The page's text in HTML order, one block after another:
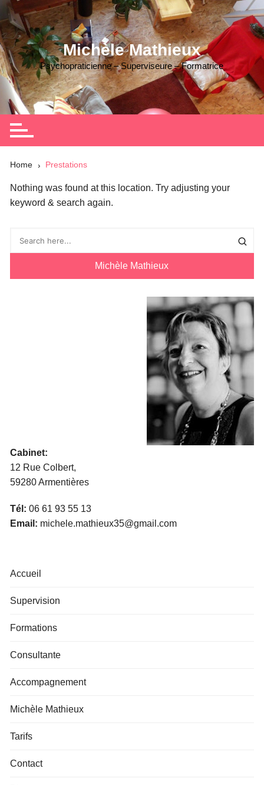
Skip
to
content
Michèle Mathieux
Psychopraticienne – Superviseure – Formatrice
Home Prestations
Nothing was found at this location. Try adjusting your
keyword & search again.
Michèle Mathieux
Cabinet:
12 Rue Colbert,
59280 Armentières
Tél: 06 61 93 55 13
Email: michele.mathieux35@gmail.com
Accueil
Supervision
Formations
Consultante
Accompagnement
Michèle Mathieux
Tarifs
Contact